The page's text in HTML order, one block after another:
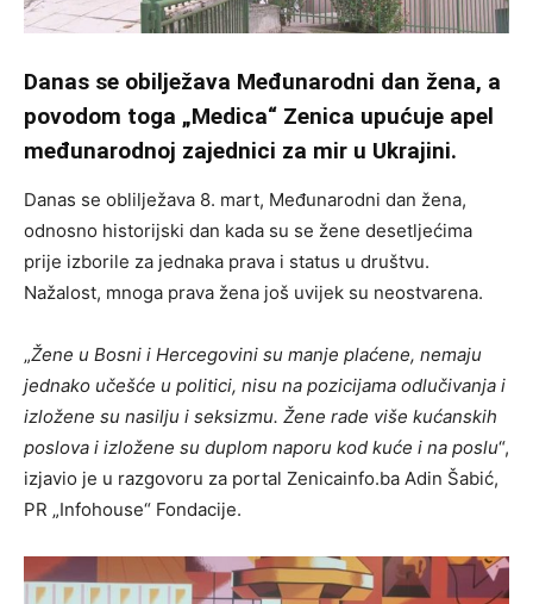
Danas se obilježava Međunarodni dan žena, a
povodom toga „Medica“ Zenica upućuje apel
međunarodnoj zajednici za mir u Ukrajini.
Danas se oblilježava 8. mart, Međunarodni dan žena,
odnosno historijski dan kada su se žene desetljećima
prije izborile za jednaka prava i status u društvu.
Nažalost, mnoga prava žena još uvijek su neostvarena.
„Žene u Bosni i Hercegovini su manje plaćene, nemaju
jednako učešće u politici, nisu na pozicijama odlučivanja i
izložene su nasilju i seksizmu. Žene rade više kućanskih
poslova i izložene su duplom naporu kod kuće i na poslu“,
izjavio je u razgovoru za portal Zenicainfo.ba Adin Šabić,
PR „Infohouse“ Fondacije.